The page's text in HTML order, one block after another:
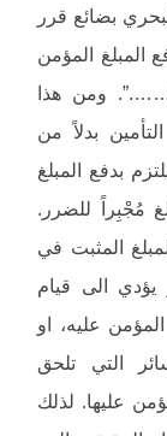
بضائع قرر
المبلغ المؤمن
ومن هذا
بدلاً من
بدفع المبلغ
مُجْبِراً للضرر.
المبلغ المثبت في
يؤدي الى قيام
عليه، او
التي تلحق
عليها. لذلك